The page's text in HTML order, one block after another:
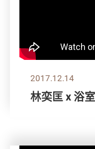
2017.12.14
林奕匡 x 浴